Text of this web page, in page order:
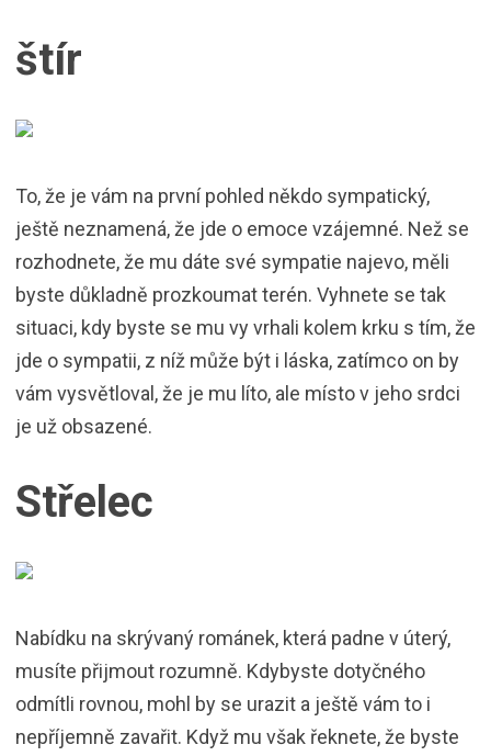
štír
To, že je vám na první pohled někdo sympatický,
ještě neznamená, že jde o emoce vzájemné. Než se
rozhodnete, že mu dáte své sympatie najevo, měli
byste důkladně prozkoumat terén. Vyhnete se tak
situaci, kdy byste se mu vy vrhali kolem krku s tím, že
jde o sympatii, z níž může být i láska, zatímco on by
vám vysvětloval, že je mu líto, ale místo v jeho srdci
je už obsazené.
Střelec
Nabídku na skrývaný románek, která padne v úterý,
musíte přijmout rozumně. Kdybyste dotyčného
odmítli rovnou, mohl by se urazit a ještě vám to i
nepříjemně zavařit. Když mu však řeknete, že byste